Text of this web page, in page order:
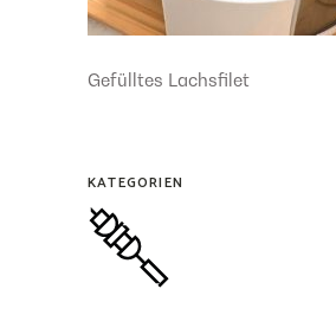
Gefülltes Lachsfilet
KATEGORIEN